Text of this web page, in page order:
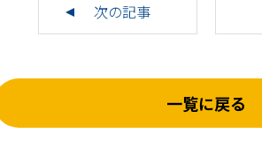
次の記事
一覧に戻る